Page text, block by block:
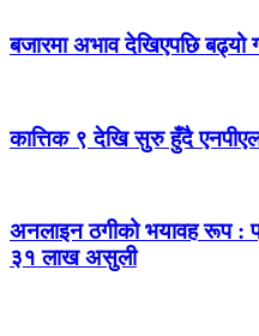
बजारमा अभाव देखिएपछि बढ्यो
कात्तिक ९ देखि सुरु हुँदै
अनलाइन ठगीको भयावह रूप :
३१ लाख असुली